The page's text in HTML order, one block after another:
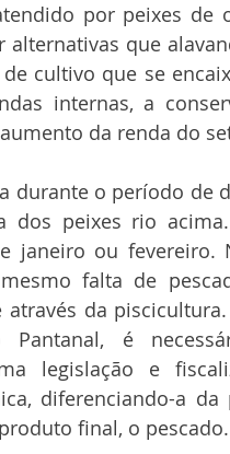
por peixes de
alternativas que
cultivo que se
internas, a
da renda do
durante o período de
dos peixes rio
janeiro ou fevereiro.
falta de
da
é
legislação e
diferenciando-a da
final, o pescado.